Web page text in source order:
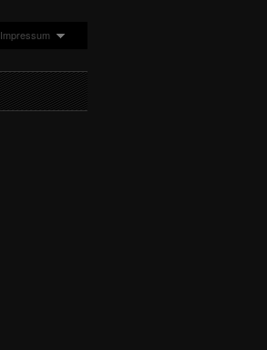
Impressum